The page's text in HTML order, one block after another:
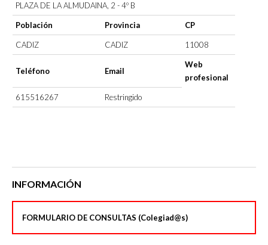
PLAZA DE LA ALMUDAINA, 2 - 4º B
Población Provincia CP
CADIZ CADIZ 11008
Teléfono Email
Web
profesional
615516267 Restringido
INFORMACIÓN
FORMULARIO DE CONSULTAS (Colegiad@s)